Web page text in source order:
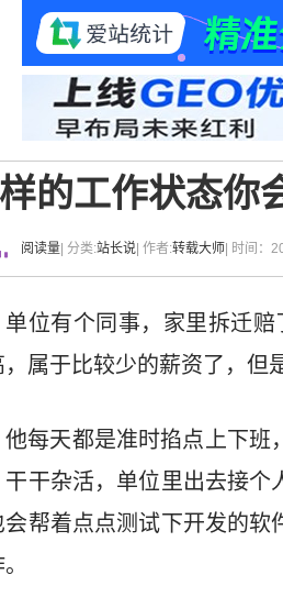
的工作状态你
阅读量 | 分类:站长说 | 作者:转载大师 | 时间：
单位有个同事，家里拆迁
，属于比较少的薪资了，但
他每天都是准时掐点上下班
干干杂活，单位里出去接个
会帮着点点测试下开发的软